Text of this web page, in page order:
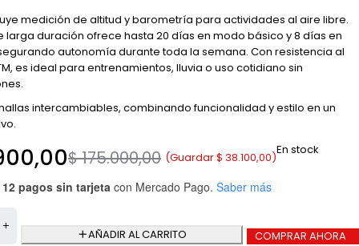
medición de altitud y barometría para actividades al aire libre.
larga duración ofrece hasta 20 días en modo básico y 8 días en
autonomía durante toda la semana. Con resistencia al
es ideal para entrenamientos, lluvia o uso cotidiano sin
intercambiables, combinando funcionalidad y estilo en un
$175.000,00 (Guardar$ 38.100,00)
En stock
12 pagos sin tarjeta con Mercado Pago. Saber más
AÑADIR AL CARRITO COMPRAR AHORA